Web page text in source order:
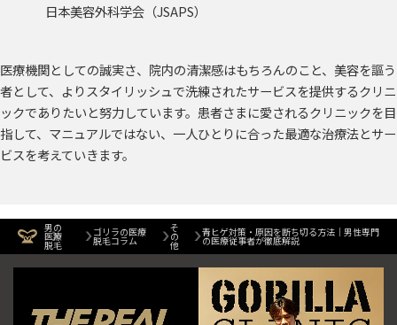
日本美容外科学会（JSAPS）
医療機関としての誠実さ、院内の清潔感はもちろんのこと、美容を謳う
者として、よりスタイリッシュで洗練されたサービスを提供するクリニ
ックでありたいと努力しています。患者さまに愛されるクリニックを目
指して、マニュアルではない、一人ひとりに合った最適な治療法とサー
ビスを考えていきます。
男の
医療
脱毛
ゴリラの医療
脱毛コラム
そ
の
他
青ヒゲ対策・原因を断ち切る方法｜男性専門
の医療従事者が徹底解説